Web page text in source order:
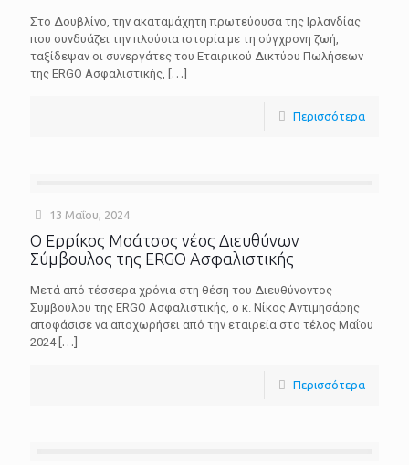
Στο Δουβλίνο, την ακαταμάχητη πρωτεύουσα της Ιρλανδίας
που συνδυάζει την πλούσια ιστορία με τη σύγχρονη ζωή,
ταξίδεψαν οι συνεργάτες του Εταιρικού Δικτύου Πωλήσεων
της ERGO Ασφαλιστικής, […]
Περισσότερα
13 Μαΐου, 2024
Ο Ερρίκος Μοάτσος νέος Διευθύνων
Σύμβουλος της ERGO Ασφαλιστικής
Μετά από τέσσερα χρόνια στη θέση του Διευθύνοντος
Συμβούλου της ERGO Ασφαλιστικής, ο κ. Νίκος Αντιμησάρης
αποφάσισε να αποχωρήσει από την εταιρεία στο τέλος Μαΐου
2024[…]
Περισσότερα